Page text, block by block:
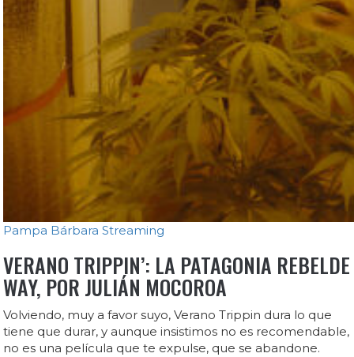
Pampa Bárbara Streaming
VERANO TRIPPIN’: LA PATAGONIA REBELDE
WAY, POR JULIÁN MOCOROA
Volviendo, muy a favor suyo, Verano Trippin dura lo que
tiene que durar, y aunque insistimos no es recomendable,
no es una película que te expulse, que se abandone.